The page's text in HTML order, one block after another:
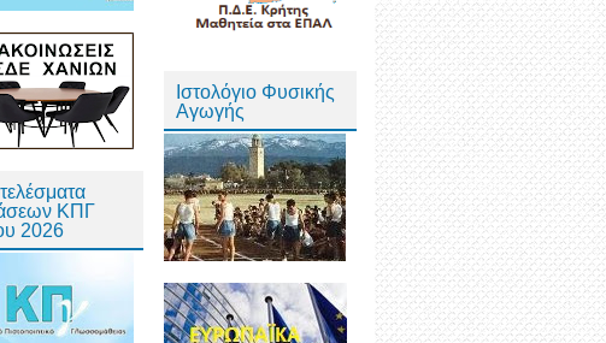
ΚΠΓ
2026
Ιστολόγιο Φυσικής
Αγωγής